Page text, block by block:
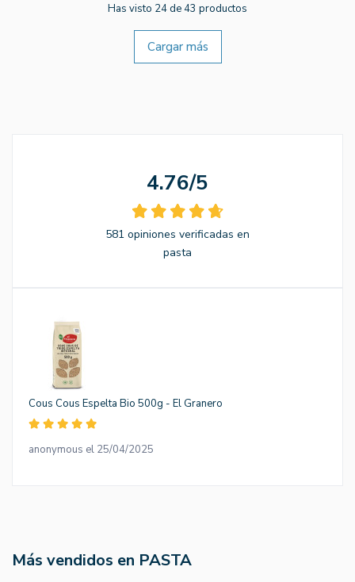
Has visto 24 de 43 productos
Cargar más
4.76/5
581 opiniones verificadas en
pasta
Cous Cous Espelta Bio 500g - El Granero
anonymous el 25/04/2025
Más vendidos en PASTA